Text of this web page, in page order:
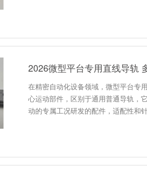
2026微型平台专用直线导轨
在精密自动化设备领域，微型平台专
心运动部件，区别于通用普通导轨，
动的专属工况研发的配件，适配性和